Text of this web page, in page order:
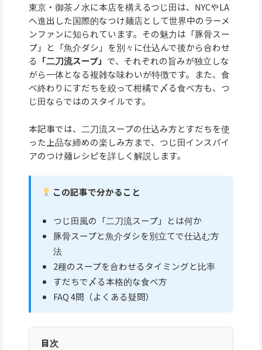
東京・御茶ノ水に本店を構えるつじ田は、NYCやLA
へ進出した国際的なつけ麺店として世界中のラーメ
ンファンに知られています。その魅力は「豚骨スー
プ」と「魚介ダシ」を別々に仕込んで後から合わせ
る 「二刀流スープ」 で、それぞれの旨みが独立しな
がら一体となる複雑な味わいが特徴です。また、食
べ終わりにすだちを絞って柑橘で〆る食べ方も、つ
じ田ならではのスタイルです。
本記事では、二刀流スープの仕込み方とすだちを使
った上品な締めの楽しみ方まで、つじ田インスパイ
アのつけ麺レシピを詳しく解説します。
この記事で分かること
つじ田風の「二刀流スープ」とは何か
豚骨スープと魚介ダシを別立てで仕込む方
法
2種のスープを合わせるタイミングと比率
すだちで〆る本格的な食べ方
FAQ 4問（よくある疑問）
目次